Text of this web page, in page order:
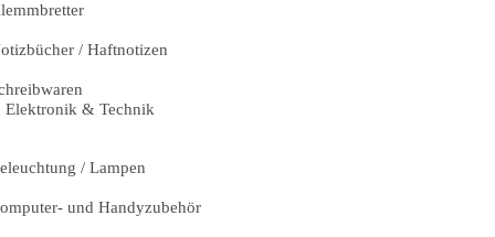
/ Haftnotizen
Elektronik & Technik
/ Lampen
und Handyzubehör